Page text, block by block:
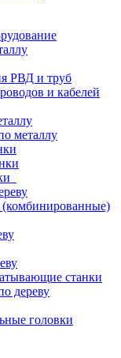
РВД и труб
и кабелей
металлу
станки
дереву
головки